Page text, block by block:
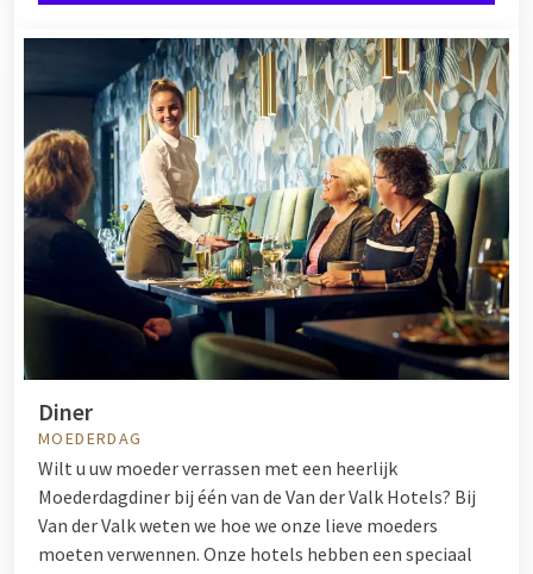
Diner
MOEDERDAG
Wilt u uw moeder verrassen met een heerlijk
Moederdagdiner bij één van de Van der Valk Hotels? Bij
Van der Valk weten we hoe we onze lieve moeders
moeten verwennen. Onze hotels hebben een speciaal